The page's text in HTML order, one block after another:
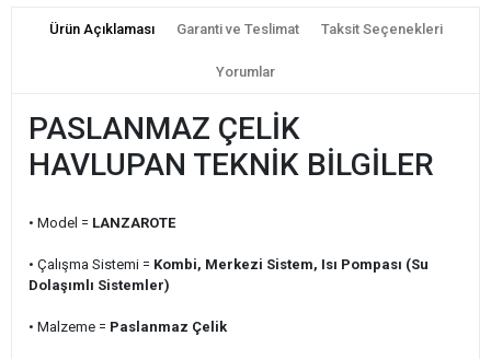
Ürün Açıklaması Garanti ve Teslimat Taksit Seçenekleri
Yorumlar
PASLANMAZ ÇELİK
HAVLUPAN TEKNİK BİLGİLER
• Model = LANZAROTE
• Çalışma Sistemi = Kombi, Merkezi Sistem, Isı Pompası (Su
Dolaşımlı Sistemler)
• Malzeme = Paslanmaz Çelik